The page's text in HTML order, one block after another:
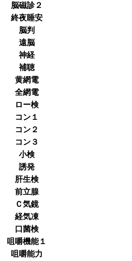
脳磁診２
終夜睡安
脳判
遠脳
神経
補聴
黄網電
全網電
ロー検
コン１
コン２
コン３
小検
誘発
肝生検
前立腺
Ｃ気鏡
経気凍
口菌検
咀嚼機能１
咀嚼能力